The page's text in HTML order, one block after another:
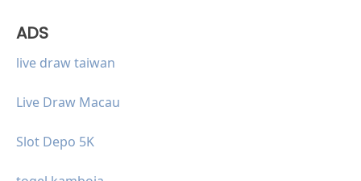
ADS
live draw taiwan
Live Draw Macau
Slot Depo 5K